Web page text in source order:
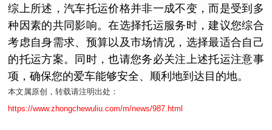
综上所述，汽车托运价格并非一成不变，而是受到多
种因素的共同影响。在选择托运服务时，建议您综合
考虑自身需求、预算以及市场情况，选择最适合自己
的托运方案。同时，也请您务必关注上述托运注意事
项，确保您的爱车能够安全、顺利地到达目的地。
本文属原创，转载请注明出处：
https://www.zhongchewuliu.com/m/news/987.html